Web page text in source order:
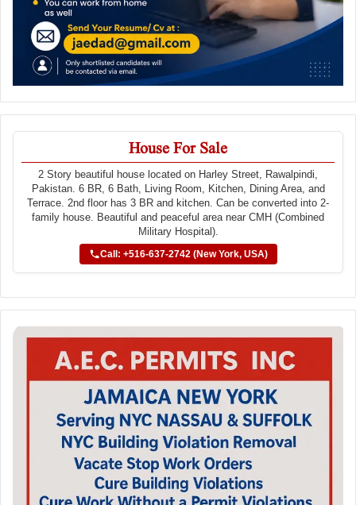
House For Sale
2 Story beautiful house located on Harley Street, Rawalpindi,
Pakistan. 6 BR, 6 Bath, Living Room, Kitchen, Dining Area, and
Terrace. 2nd floor has 3 BR and kitchen. Can be converted into 2-
family house. Beautiful and peaceful area near CMH (Combined
Military Hospital).
Call: +516-637-2742 (New York, USA)